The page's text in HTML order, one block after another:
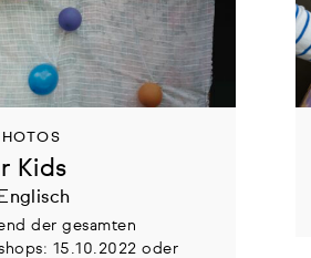
Kids
der gesamten
15.10.2022 oder